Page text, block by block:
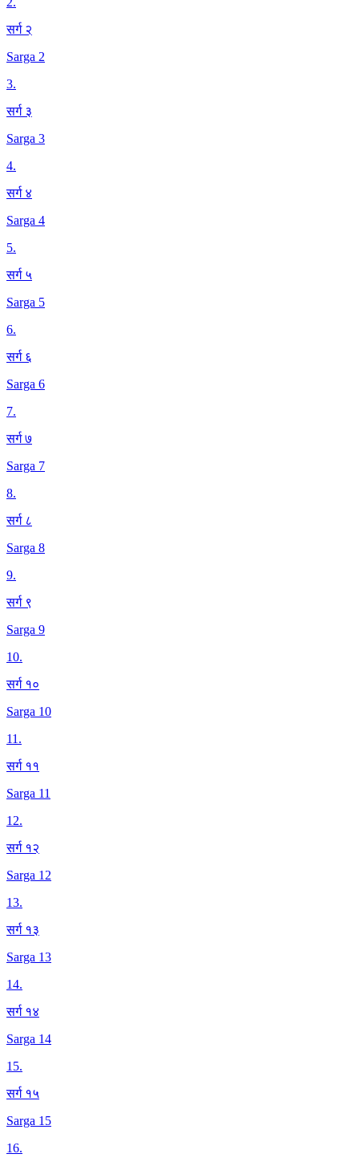
सर्ग २
Sarga 2
3.
सर्ग ३
Sarga 3
4.
सर्ग ४
Sarga 4
5.
सर्ग ५
Sarga 5
6.
सर्ग ६
Sarga 6
7.
सर्ग ७
Sarga 7
8.
सर्ग ८
Sarga 8
9.
सर्ग ९
Sarga 9
10.
सर्ग १०
Sarga 10
11.
सर्ग ११
Sarga 11
12.
सर्ग १२
Sarga 12
13.
सर्ग १३
Sarga 13
14.
सर्ग १४
Sarga 14
15.
सर्ग १५
Sarga 15
16.